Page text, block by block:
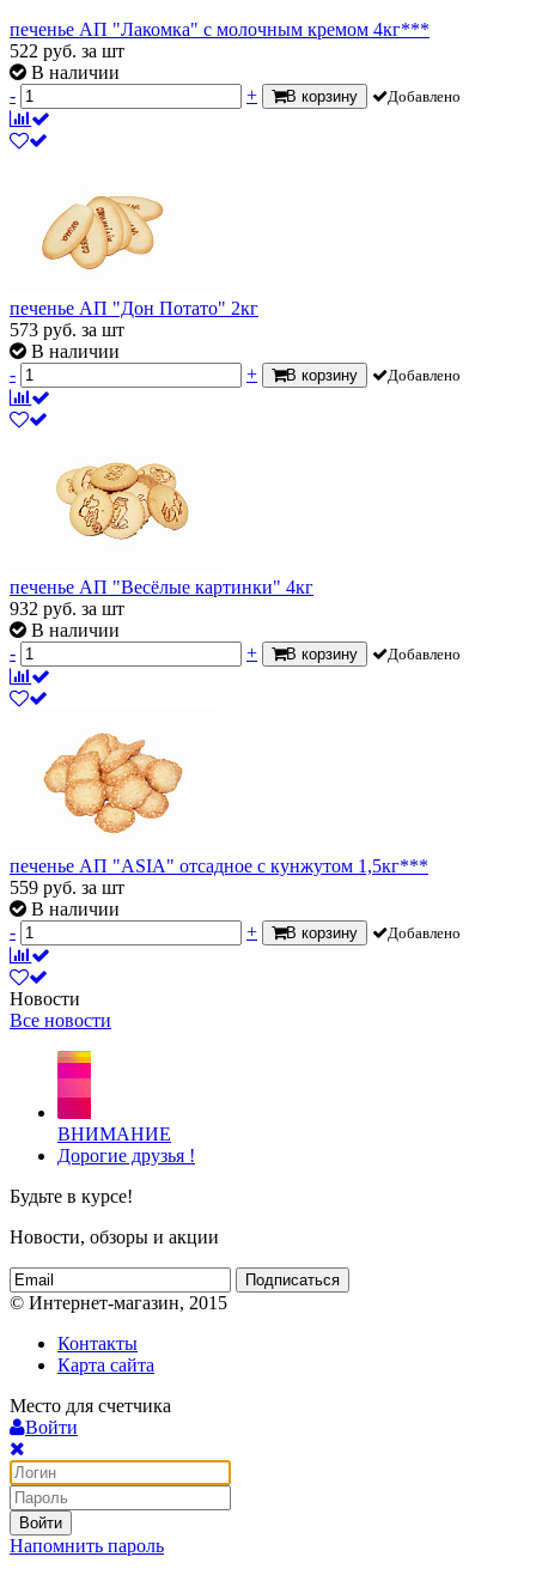
печенье АП "Лакомка" с молочным кремом 4кг***
522 руб. за шт
В наличии
-
+ В корзину Добавлено
печенье АП "Дон Потато" 2кг
573 руб. за шт
В наличии
-
+ В корзину Добавлено
печенье АП "Весёлые картинки" 4кг
932 руб. за шт
В наличии
-
+ В корзину Добавлено
печенье АП "ASIA" отсадное с кунжутом 1,5кг***
559 руб. за шт
В наличии
-
+ В корзину Добавлено
Новости
Все новости
ВНИМАНИЕ
Дорогие друзья !
Будьте в курсе!
Новости, обзоры и акции
Подписаться
© Интернет-магазин, 2015
Контакты
Карта сайта
Место для счетчика
Войти
Войти
Напомнить пароль